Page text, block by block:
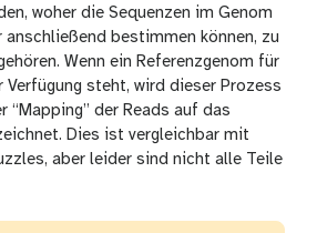
woher die Sequenzen im Genom
bestimmen können, zu
Wenn ein Referenzgenom für
Verfügung steht, wird dieser Prozess
“Mapping” der Reads auf das
Dies ist vergleichbar mit
aber leider sind nicht alle Teile